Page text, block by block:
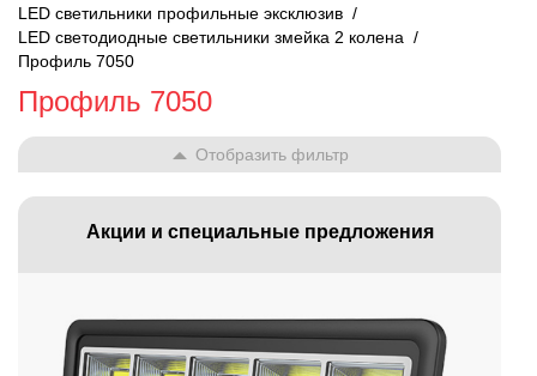
LED светильники профильные эксклюзив /
LED светодиодные светильники змейка 2 колена /
Профиль 7050
Профиль 7050
Отобразить фильтр
Акции и специальные предложения